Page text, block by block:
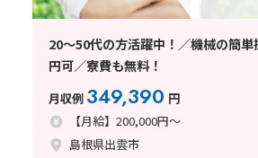
20～50代の方活躍中！／機械の簡
円可／寮費も無料！
月収例 349,390 円
【月給】200,000円～
島根県出雲市